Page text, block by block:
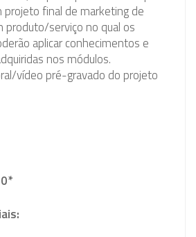
projeto final de marketing de
produto/serviço no qual os
aplicar conhecimentos e
nos módulos.
vídeo pré-gravado do projeto